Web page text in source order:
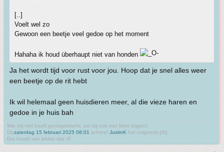
[..]
Voelt wel zo
Gewoon een beetje veel gedoe op het moment
Hahaha ik houd überhaupt niet van honden
Ja het wordt tijd voor rust voor jou. Hoop dat je snel alles weer
een beetje op de rit hebt
Ik wil helemaal geen huisdieren meer, al die vieze haren en
gedoe in je huis bah
Wie mij niet heeft grootgebracht, zal mij ook niet klein krijgen!
Opzaterdag 15 februari 2025 08:01 schreef JustinK het volgende:[/b]
Dot houdt van lekker vlot :P